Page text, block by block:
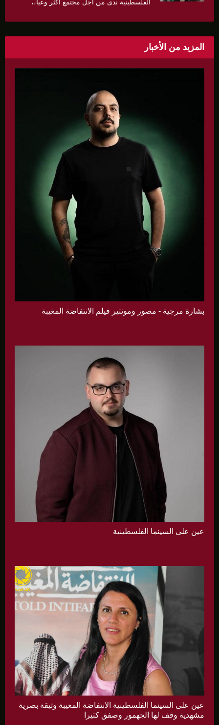
الفلسطينية ندى من أجل مجتمع أكثر وعياً،،
بروشورات توعوية على سيدات الحي.
المزيد من الأخبار
بشارة مرجية - مصور ومونتير فيلم الانتفاضة المغيبة
عين على السينما الفلسطينية
عين على السينما الفلسطينية الانتفاضة المغيبة وثيقة بصرية
مشهدية وقف لها الجهمور وصفق كثيرا